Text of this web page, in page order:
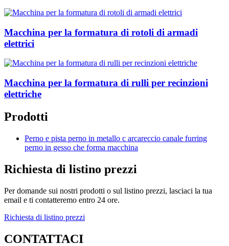
Macchina per la formatura di rotoli di armadi
elettrici
Macchina per la formatura di rulli per recinzioni
elettriche
Prodotti
Perno e pista perno in metallo c arcareccio canale furring
perno in gesso che forma macchina
Richiesta di listino prezzi
Per domande sui nostri prodotti o sul listino prezzi, lasciaci la tua
email e ti contatteremo entro 24 ore.
Richiesta di listino prezzi
CONTATTACI